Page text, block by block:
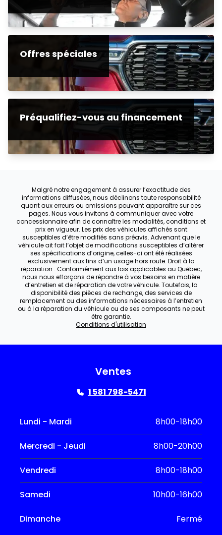
Offres spéciales
Préqualifiez-vous au financement
Malgré notre engagement à assurer l’exactitude des
informations diffusées, nous déclinons toute responsabilité
quant aux erreurs ou omissions pouvant apparaître sur ces
pages. Nous vous invitons à communiquer avec votre
concessionnaire afin de connaître les modalités, conditions et
prix en vigueur. Les prix des véhicules affichés sont
susceptibles d’être modifiés sans préavis. Advenant que le
véhicule ait fait l’objet de modifications susceptibles d’altérer
ses spécifications d’origine, celles-ci ont été réalisées
exclusivement aux fins d’un usage hors route. Droit à la
réparation : Conformément aux lois applicables au Québec,
nous nous efforçons de répondre à vos besoins en matière
d’entretien et de réparation de votre véhicule. Toutefois, la
disponibilité des pièces de rechange, des services de
remplacement ou des informations nécessaires à l’entretien
ou à la réparation du véhicule ou de ses composants ne peut
être garantie.
Conditions d'utilisation
Ventes
1 581 798-5471
Lundi - Mardi 8h00-18h00
Mercredi - Jeudi 8h00-20h00
Vendredi 8h00-18h00
Samedi 10h00-16h00
Dimanche Fermé